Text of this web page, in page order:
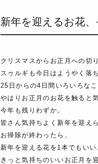
新年を迎えるお花
クリスマスからお正月への切
スゥルギも今日はようやく落
25日からの4日間いろいろな
やはりお正月のお花を触ると
今年も残りわずか。
皆さん気持ちよく新年を迎え
お掃除が終わったら、
新年を迎える花を1本でもい
きっと気持ちのいいお正月を